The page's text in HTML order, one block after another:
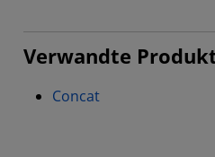
Verwandte
Concat